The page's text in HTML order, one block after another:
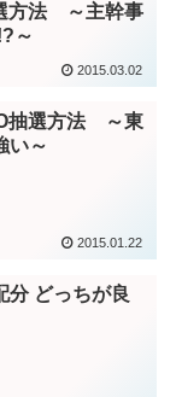
方法 ～主幹事
～
2015.03.02
抽選方法 ～東
い～
2015.01.22
分 どっちが良